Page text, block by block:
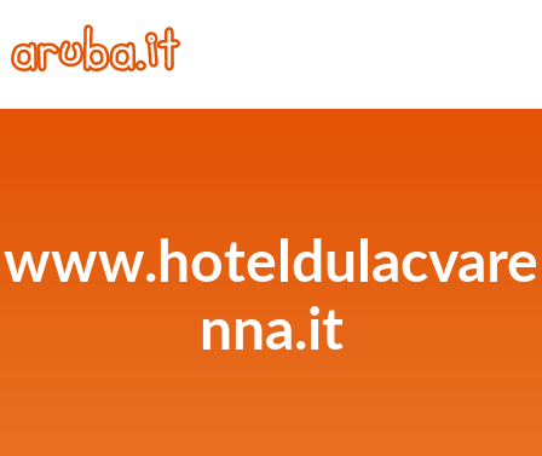
www.hoteldulacvare
nna.it